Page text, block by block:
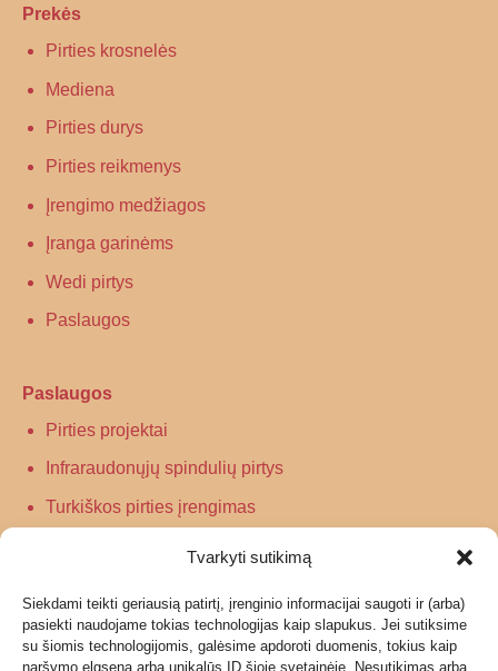
Tvarkyti sutikimą
Siekdami teikti geriausią patirtį, įrenginio informacijai saugoti ir (arba)
pasiekti naudojame tokias technologijas kaip slapukus. Jei sutiksime
su šiomis technologijomis, galėsime apdoroti duomenis, tokius kaip
naršymo elgsena arba unikalūs ID šioje svetainėje. Nesutikimas arba
Prekės
Pirties krosnelės
Mediena
Pirties durys
Pirties reikmenys
Įrengimo medžiagos
Įranga garinėms
Wedi pirtys
Paslaugos
Paslaugos
Pirties projektai
Infraraudonųjų spindulių pirtys
Turkiškos pirties įrengimas
Informacija
Grąžinimas